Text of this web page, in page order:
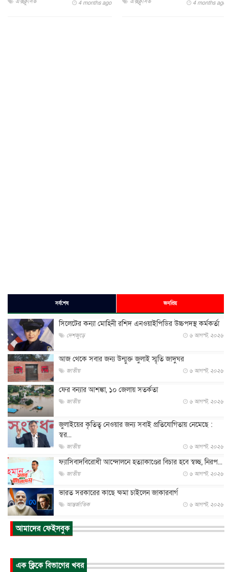
4 months ago 4 months ago
সর্বশেষ জনপ্রিয়
সিলেটের কন্যা মোহিনী রশিদ এনওয়াইপিডির উচ্চপদস্থ কর্মকর্তা
দেশজুড়ে ৬ আগস্ট, ২০২৬
আজ থেকে সবার জন্য উন্মুক্ত জুলাই স্মৃতি জাদুঘর
জাতীয় ৬ আগস্ট, ২০২৬
ফের বন্যার আশঙ্কা, ১০ জেলায় সতর্কতা
জাতীয় ৬ আগস্ট, ২০২৬
জুলাইয়ের কৃতিত্ব নেওয়ার জন্য সবাই প্রতিযোগিতায় নেমেছে :
স্বর...
জাতীয় ৬ আগস্ট, ২০২৬
ফ্যাসিবাদবিরোধী আন্দোলনে হত্যাকাণ্ডের বিচার হবে স্বচ্ছ, নিরপ...
জাতীয় ৬ আগস্ট, ২০২৬
ভারত সরকারের কাছে ক্ষমা চাইলেন জাকারবার্গ
আন্তর্জাতিক ৬ আগস্ট, ২০২৬
আকাশে ট্রাম্পের হেলিকপ্টার ও যাত্রীবাহী বিমান মুখোমুখি, তদন্...
আন্তর্জাতিক
আন্তর্জাতিক ৬ আগস্ট, ২০২৬
আমাদের ফেইসবুক
এক ক্লিকে বিভাগের খবর